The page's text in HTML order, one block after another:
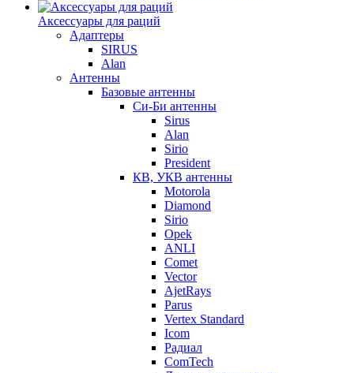
Аксессуары для раций
Адаптеры
SIRUS
Alan
Антенны
Базовые антенны
Си-Би антенны
Sirus
Alan
Sirio
President
КВ, УКВ антенны
Motorola
Diamond
Sirio
Opek
ANLI
Comet
Vector
AjetRays
Parus
Vertex Standard
Icom
Радиал
ComTech